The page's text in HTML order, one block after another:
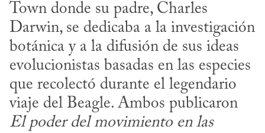
Town donde su padre, Charles
Darwin, se dedicaba a la investigación
botánica y a la difusión de sus ideas
evolucionistas basadas en las especies
que recolectó durante el legendario
El poder del movimiento en las